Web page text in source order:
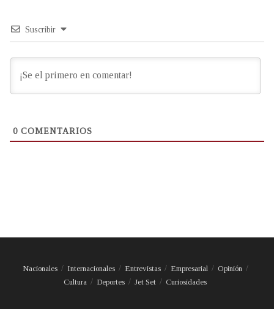
Suscribir
0 COMENTARIOS
Nacionales Internacionales Entrevistas Empresarial
Opinión
Cultura
Deportes Jet Set Curiosidades